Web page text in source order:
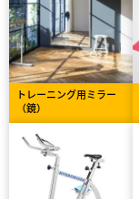
トレーニング用ミラー
（鏡）